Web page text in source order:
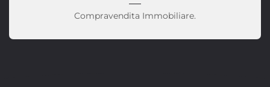
Compravendita Immobiliare.